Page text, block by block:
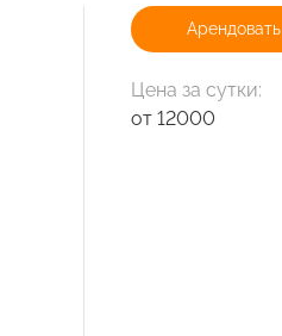
Арендовать
Цена за сутки:
от 12000